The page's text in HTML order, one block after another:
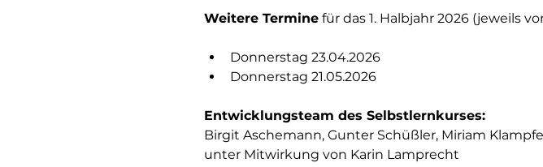
Weitere Termine für das 1. Halbjahr 2026 (jeweils
Donnerstag 23.04.2026
Donnerstag 21.05.2026
Entwicklungsteam des Selbstlernkurses:
Birgit Aschemann, Gunter Schüßler, Miriam
unter Mitwirkung von Karin Lamprecht